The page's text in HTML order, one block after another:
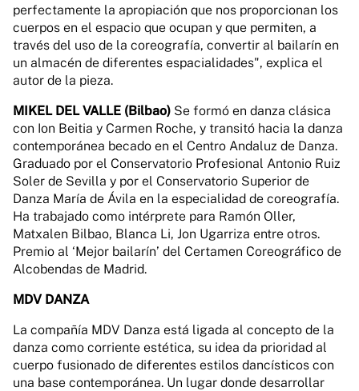
perfectamente la apropiación que nos proporcionan los
cuerpos en el espacio que ocupan y que permiten, a
través del uso de la coreografía, convertir al bailarín en
un almacén de diferentes espacialidades", explica el
autor de la pieza.
MIKEL DEL VALLE (Bilbao) Se formó en danza clásica
con Ion Beitia y Carmen Roche, y transitó hacia la danza
contemporánea becado en el Centro Andaluz de Danza.
Graduado por el Conservatorio Profesional Antonio Ruiz
Soler de Sevilla y por el Conservatorio Superior de
Danza María de Ávila en la especialidad de coreografía.
Ha trabajado como intérprete para Ramón Oller,
Matxalen Bilbao, Blanca Li, Jon Ugarriza entre otros.
Premio al ‘Mejor bailarín’ del Certamen Coreográfico de
Alcobendas de Madrid.
MDV DANZA
La compañía MDV Danza está ligada al concepto de la
danza como corriente estética, su idea da prioridad al
cuerpo fusionado de diferentes estilos dancísticos con
una base contemporánea. Un lugar donde desarrollar